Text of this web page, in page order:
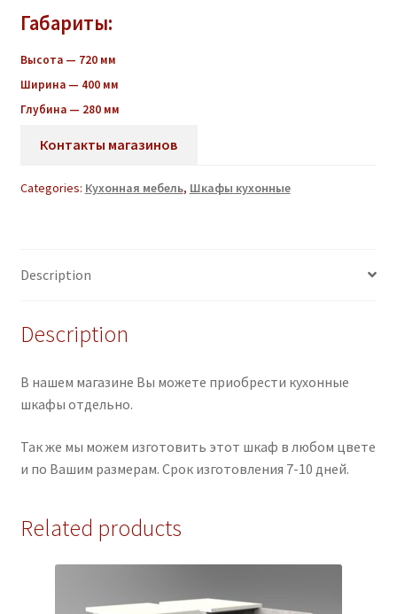
Габариты:
Высота — 720 мм
Ширина — 400 мм
Глубина — 280 мм
Контакты магазинов
Categories: Кухонная мебель, Шкафы кухонные
Description
Description
В нашем магазине Вы можете приобрести кухонные
шкафы отдельно.
Так же мы можем изготовить этот шкаф в любом цвете
и по Вашим размерам. Срок изготовления 7-10 дней.
Related products